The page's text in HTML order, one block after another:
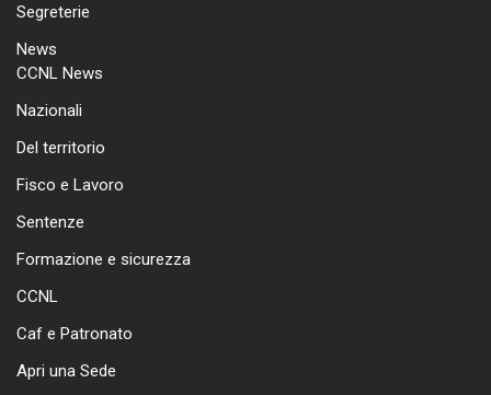
Segreterie
News
CCNL News
Nazionali
Del territorio
Fisco e Lavoro
Sentenze
Formazione e sicurezza
CCNL
Caf e Patronato
Apri una Sede